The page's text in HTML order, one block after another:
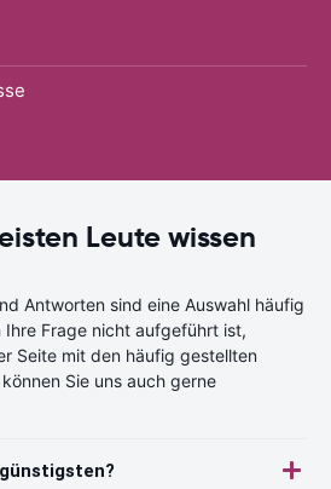
Leute wissen
Antworten sind eine Auswahl häufig
Ihre Frage nicht aufgeführt ist,
Seite mit den häufig gestellten
Sie uns auch gerne